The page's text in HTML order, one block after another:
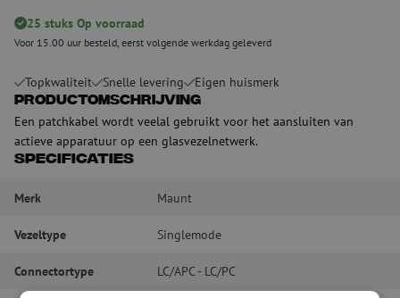
25 stuks Op voorraad
Voor 15.00 uur besteld, eerst volgende werkdag geleverd
Topkwaliteit Snelle levering Eigen huismerk
Productomschrijving
Een patchkabel wordt veelal gebruikt voor het aansluiten van
actieve apparatuur op een glasvezelnetwerk.
Specificaties
Merk Maunt
Vezeltype Singlemode
Connectortype LC/APC - LC/PC